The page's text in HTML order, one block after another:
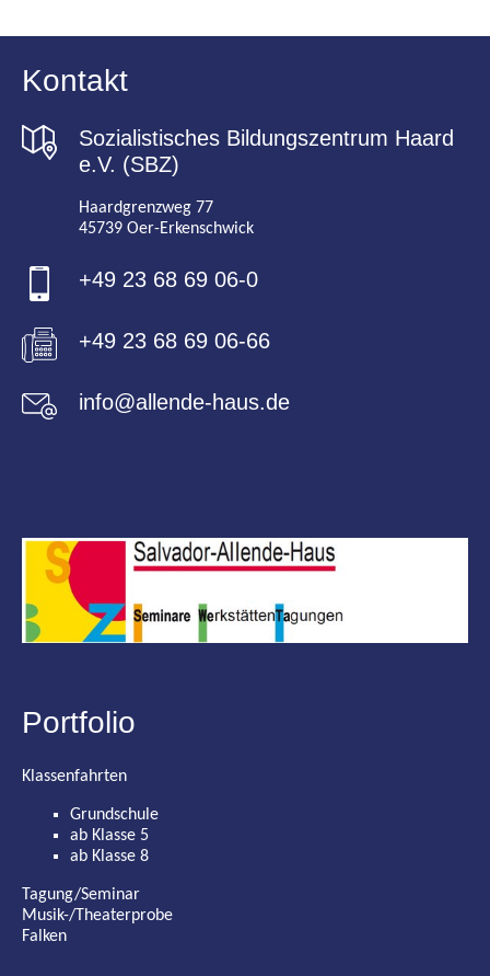
Kontakt
Sozialistisches Bildungszentrum Haard
e.V. (SBZ)
Haardgrenzweg 77
45739 Oer-Erkenschwick
+49 23 68 69 06-0
+49 23 68 69 06-66
info@allende-haus.de
Portfolio
Klassenfahrten
Grundschule
ab Klasse 5
ab Klasse 8
Tagung/Seminar
Musik-/Theaterprobe
Falken